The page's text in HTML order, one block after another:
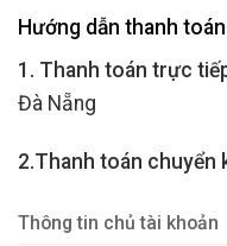
Hướng dẫn thanh toán
1. Thanh toán trực
Đà Nẵng
2.Thanh toán chuyển
Thông tin chủ tài khoản